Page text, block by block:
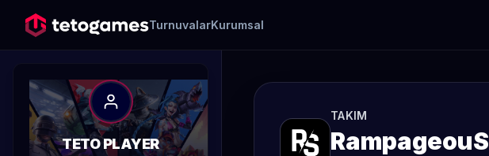
TurnuvalarKurumsal
TETO PLAYER
TAKIM
RampageouS